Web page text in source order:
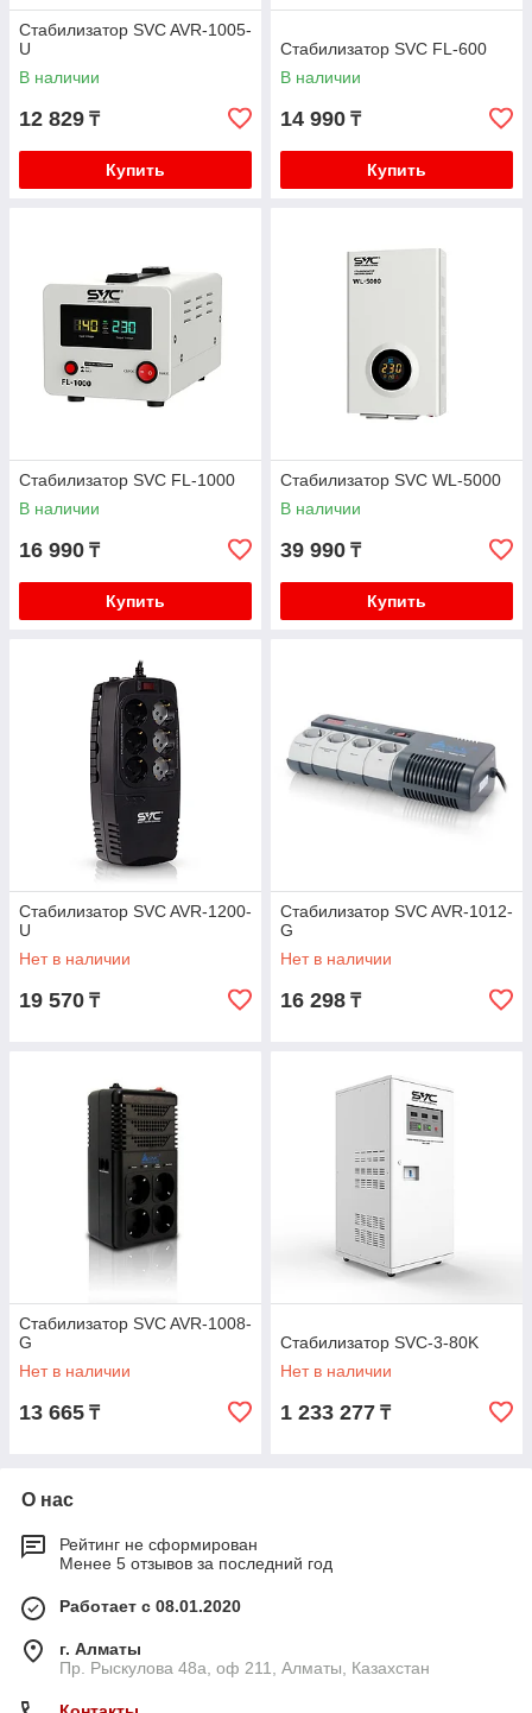
Стабилизатор SVC AVR-1005-
U
В наличии
12 829 ₸
Купить
Стабилизатор SVC FL-600
В наличии
14 990 ₸
Купить
Стабилизатор SVC FL-1000
В наличии
16 990 ₸
Купить
Стабилизатор SVC WL-5000
В наличии
39 990 ₸
Купить
Стабилизатор SVC AVR-1200-
U
Нет в наличии
19 570 ₸
Стабилизатор SVC AVR-1012-
G
Нет в наличии
16 298 ₸
Стабилизатор SVC AVR-1008-
G
Нет в наличии
13 665 ₸
Стабилизатор SVC-3-80K
Нет в наличии
1 233 277 ₸
О нас
Рейтинг не сформирован
Менее 5 отзывов за последний год
Работает с 08.01.2020
г. Алматы
Пр. Рыскулова 48а, оф 211, Алматы, Казахстан